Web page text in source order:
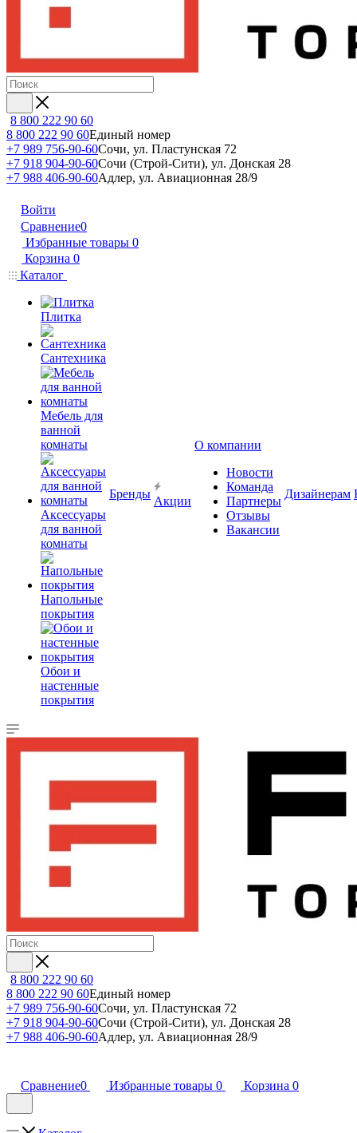
8 800 222 90 60
8 800 222 90 60Единый номер
+7 989 756-90-60Сочи, ул. Пластунская 72
+7 918 904-90-60Сочи (Строй-Сити), ул. Донская 28
+7 988 406-90-60Адлер, ул. Авиационная 28/9
Войти
Сравнение0
Избранные товары 0
Корзина 0
Каталог
Плитка
Сантехника
Мебель для
ванной
комнаты
Аксессуары
для ванной
комнаты
Напольные
покрытия
Обои и
настенные
покрытия
Бренды
Акции
О компании
Новости
Команда
Партнеры
Отзывы
Вакансии
Дизайнерам
8 800 222 90 60
8 800 222 90 60Единый номер
+7 989 756-90-60Сочи, ул. Пластунская 72
+7 918 904-90-60Сочи (Строй-Сити), ул. Донская 28
+7 988 406-90-60Адлер, ул. Авиационная 28/9
Сравнение0 Избранные товары 0 Корзина 0